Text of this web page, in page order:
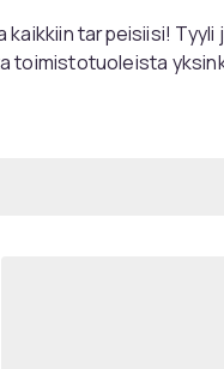
tarpeisiisi! Tyyli
toimistotuoleista